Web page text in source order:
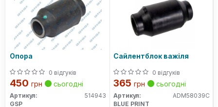
Опора
0 відгуків
450 грн сьогодні
Артикул:
514943
GSP
Сайлентблок важіля
0 відгуків
365 грн сьогодні
Артикул:
ADM58039C
BLUE PRINT